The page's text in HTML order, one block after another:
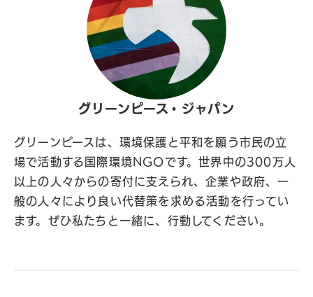
グリーンピース・ジャパン
グリーンピースは、環境保護と平和を願う市民の立
場で活動する国際環境NGOです。世界中の300万人
以上の人々からの寄付に支えられ、企業や政府、一
般の人々により良い代替策を求める活動を行ってい
ます。ぜひ私たちと一緒に、行動してください。